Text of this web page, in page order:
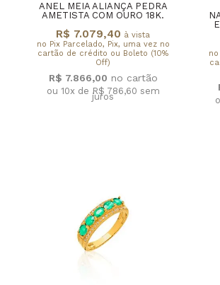
ANEL MEIA ALIANÇA PEDRA
AMETISTA COM OURO 18K.
R$ 7.079,40 à vista
no Pix Parcelado, Pix, uma vez no
cartão de crédito ou Boleto (10%
Off)
R$ 7.866,00
ou 10x de R$ 786,60 sem
juros